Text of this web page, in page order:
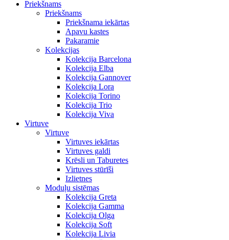
Priekšnams
Priekšnams
Priekšnama iekārtas
Apavu kastes
Pakaramie
Kolekcijas
Kolekcija Barcelona
Kolekcija Elba
Kolekcija Gannover
Kolekcija Lora
Kolekcija Torino
Kolekcija Trio
Kolekcija Viva
Virtuve
Virtuve
Virtuves iekārtas
Virtuves galdi
Krēsli un Taburetes
Virtuves stūrīši
Izlietnes
Moduļu sistēmas
Kolekcija Greta
Kolekcija Gamma
Kolekcija Olga
Kolekcija Soft
Kolekcija Livia